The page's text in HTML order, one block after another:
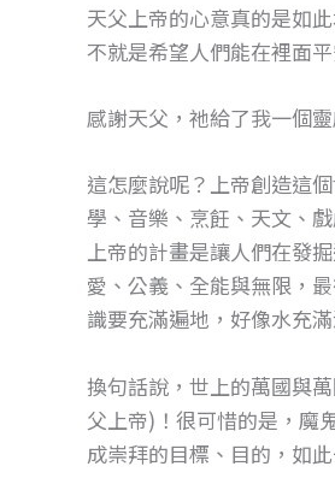
天父上帝的心意真的是如
不就是希望人們能在裡面
感謝天父，祂給了我一個
這怎麼說呢？上帝創造這
學、音樂、烹飪、天文、
上帝的計畫是讓人們在發
愛、公義、全能與無限，
識要充滿遍地，好像水充
換句話說，世上的萬國與
父上帝)！很可惜的是，魔
成崇拜的目標、目的，如